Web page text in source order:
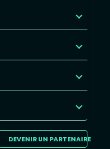
DEVENIR UN PARTENAIRE